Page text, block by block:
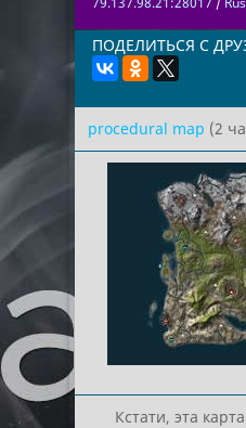
ПОДЕЛИТЬСЯ С
procedural map (2
Кстати, эта карта